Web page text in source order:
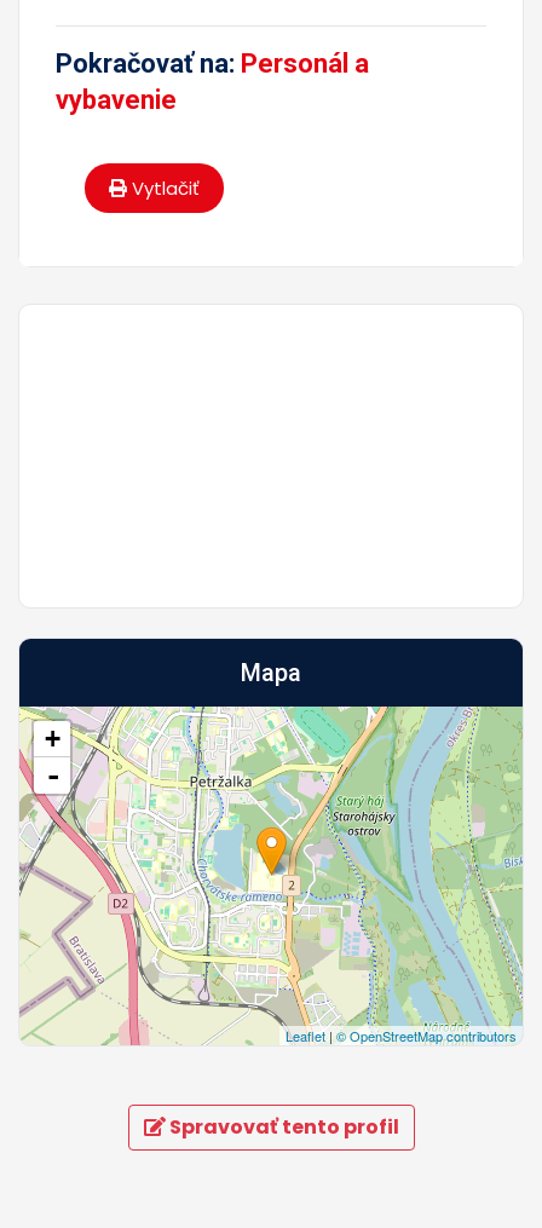
Pokračovať na: Personál a
vybavenie
Vytlačiť
Mapa
+
-
Leaflet|© OpenStreetMap contributors
Spravovať tento profil